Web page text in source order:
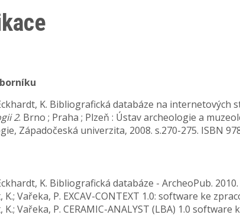
K. Bibliografická databáze na
2. Brno ; Praha ; Plzeň : Ústav archeologie a
Západočeská univerzita, 2008. s.270-275. ISBN
K. Bibliografická databáze - ArcheoPub. 2010.
K.; Vařeka, P. EXCAV-CONTEXT 1.0: software ke
K.; Vařeka, P. CERAMIC-ANALYST (LBA) 1.0